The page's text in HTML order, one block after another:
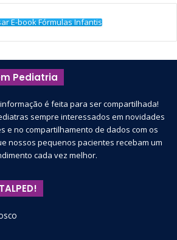
E-book Fórmulas Infantis
Pediatria
é feita para ser compartilhada!
sempre interessados em novidades
e no compartilhamento de dados com os
nossos pequenos pacientes recebam um
cada vez melhor.